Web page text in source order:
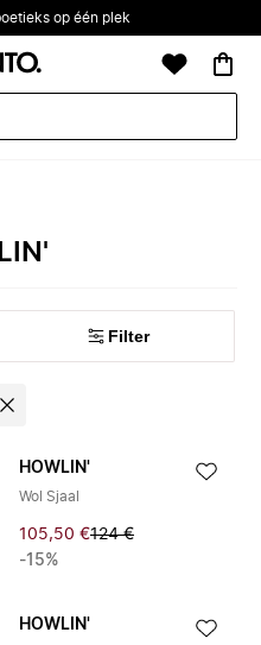
op één plek
Filter
HOWLIN'
Wol Sjaal
105,50 €124 €
-15%
HOWLIN'